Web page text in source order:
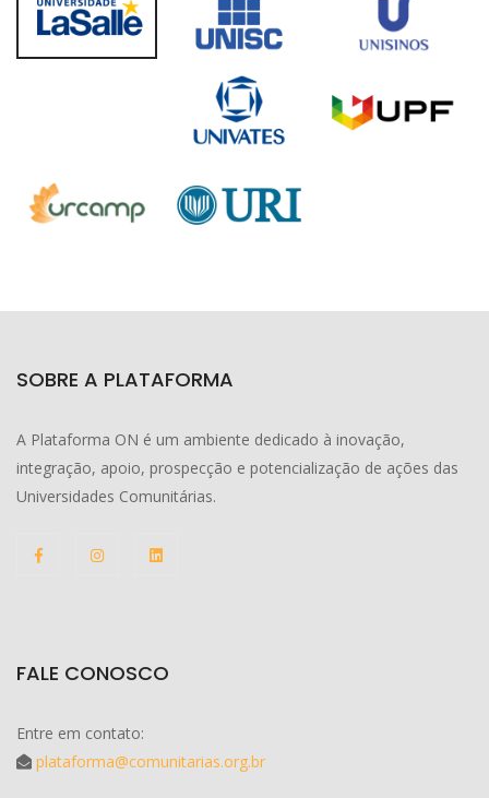
SOBRE A PLATAFORMA
A Plataforma ON é um ambiente dedicado à inovação,
integração, apoio, prospecção e potencialização de ações das
Universidades Comunitárias.
FALE CONOSCO
Entre em contato:
plataforma@comunitarias.org.br